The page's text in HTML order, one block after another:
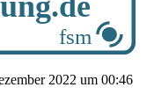
2022 um 00:46